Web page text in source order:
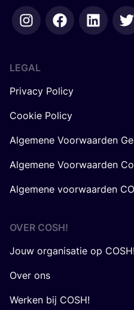
LEGAL
Privacy Policy
Cookie Policy
Algemene Voorwaarden
Algemene Voorwaarden
Algemene voorwaarden
OVER COSH!
Jouw organisatie op
Over ons
Werken bij COSH!